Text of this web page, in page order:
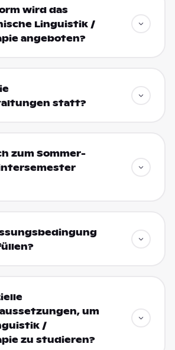
wird das
Linguistik /
angeboten?
statt?
zum Sommer-
um
/
zu studieren?